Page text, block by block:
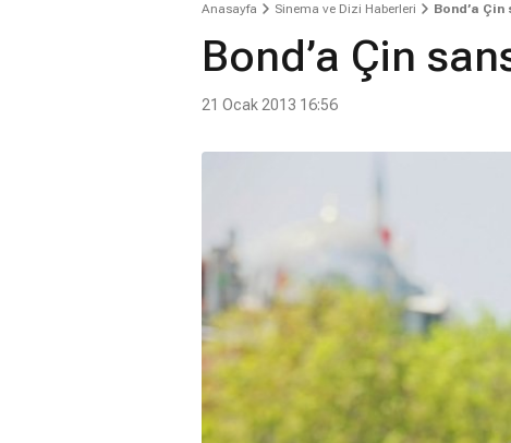
Anasayfa Sinema ve Dizi Haberleri Bond’a Çin
Bond’a Çin
21 Ocak 2013 16:56